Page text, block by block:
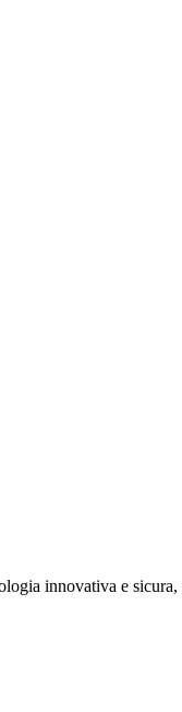
innovativa e